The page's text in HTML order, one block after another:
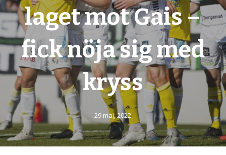
laget mot Gais –
fick nöja sig med
kryss
29 maj, 2022